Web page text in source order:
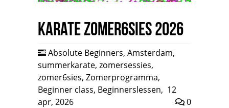
Karate Zomer6sies 2026
Absolute Beginners, Amsterdam,
summerkarate, zomersessies,
zomer6sies, Zomerprogramma,
Beginner class, Beginnerslessen, 12
apr, 2026
0